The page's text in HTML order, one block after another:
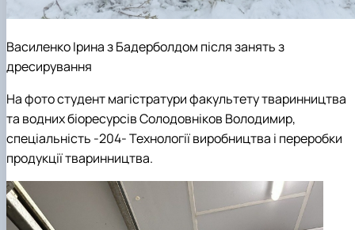
Василенко Ірина з Бадерболдом після занять з
дресирування
На фото студент магістратури факультету тваринництва
та водних біоресурсівСолодовніков Володимир,
спеціальність -204- Технології виробництва і переробки
продукції тваринництва.